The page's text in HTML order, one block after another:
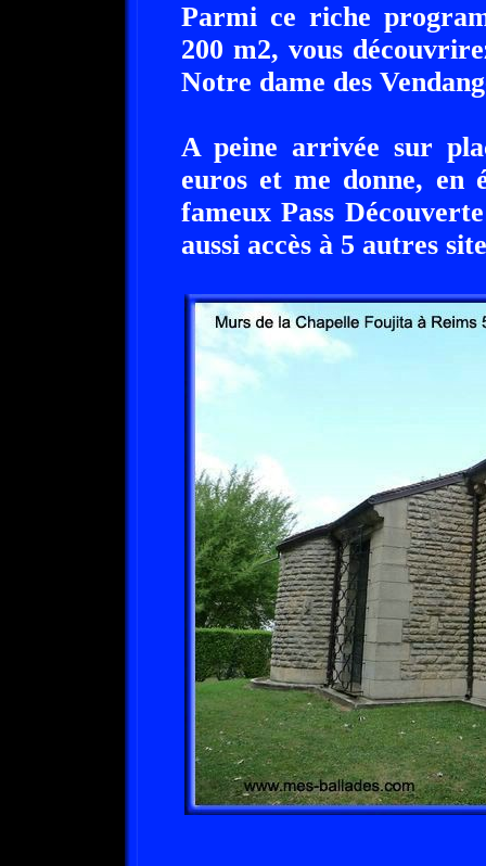
Parmi ce riche
200 m2, vous
Notre dame des
A peine arrivée sur
euros et me donne, en
fameux Pass
aussi accès à 5 autres